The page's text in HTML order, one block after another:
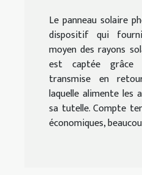
Le panneau solaire
dispositif qui
moyen des rayons
est captée grâce
transmise en
laquelle alimente les
sa tutelle. Compte
économiques,